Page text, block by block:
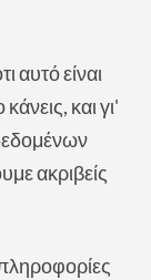
αυτό είναι
και γι'
ακριβείς